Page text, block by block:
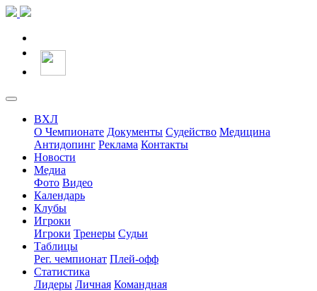
ВХЛ
О Чемпионате Документы Судейство Медицина
Антидопинг Реклама Контакты
Новости
Медиа
Фото Видео
Календарь
Клубы
Игроки
Игроки Тренеры Судьи
Таблицы
Рег. чемпионат Плей-офф
Статистика
Лидеры Личная Командная